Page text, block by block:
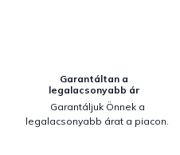
Garantáltan a
legalacsonyabb ár
Garantáljuk Önnek a
legalacsonyabb árat a piacon.